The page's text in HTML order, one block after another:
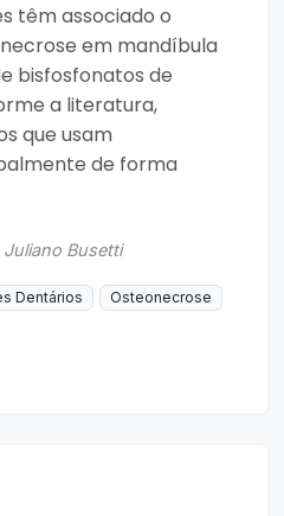
têm associado o
em mandíbula
bisfosfonatos de
a literatura,
que usam
de forma
Juliano Busetti
Dentários Osteonecrose